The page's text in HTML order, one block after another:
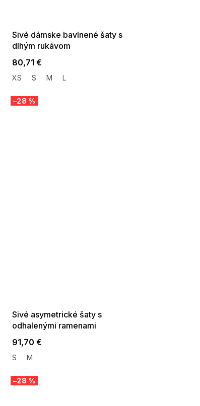
Sivé dámske bavlnené šaty s
dlhým rukávom
80,71 €
XS S M L
–28 %
Sivé asymetrické šaty s
odhalenými ramenami
91,70 €
S M
–28 %